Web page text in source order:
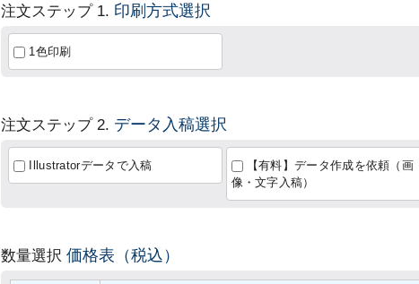
注文ステップ 1. 印刷方式選択
1色印刷
注文ステップ 2. データ入稿選択
Illustratorデータで入稿
【有料】データ作成を依頼（画
像・文字入稿）
数量選択 価格表（税込）